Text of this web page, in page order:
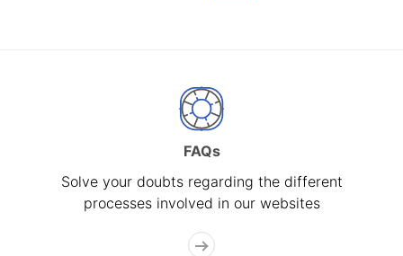
FAQs
Solve your doubts regarding the different
processes involved in our websites